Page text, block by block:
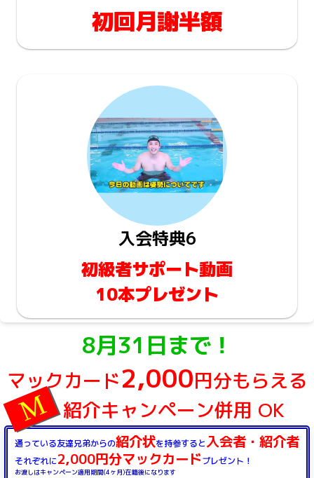
初回月謝半額
入会特典6
初級者サポート動画
10本プレゼント
8月31日まで！
マックカード2,000円分もらえる
紹介キャンペーン併用 OK
通っている友達兄弟からの紹介状を持参すると入会者・紹介者
それぞれに2,000円分マックカードプレゼント！
お渡しはキャンペーン適用期間(4ヶ月)在籍後になります